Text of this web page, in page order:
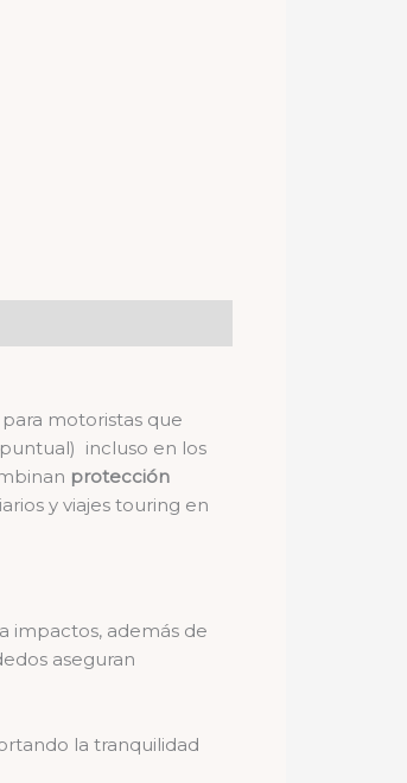
para motoristas que
puntual) incluso en los
protección
y viajes touring en
impactos, además de
aseguran
la tranquilidad